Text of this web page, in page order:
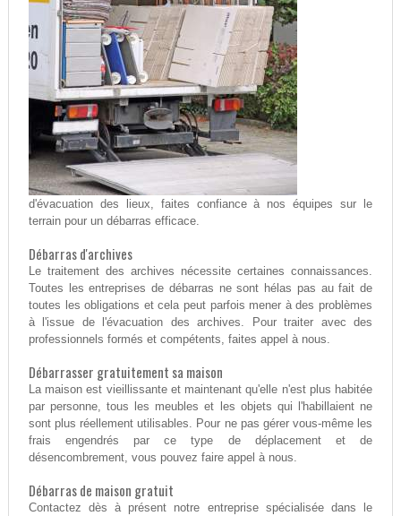
d'évacuation des lieux, faites confiance à nos équipes sur le
terrain pour un débarras efficace.
Débarras d'archives
Le traitement des archives nécessite certaines connaissances.
Toutes les entreprises de débarras ne sont hélas pas au fait de
toutes les obligations et cela peut parfois mener à des problèmes
à l'issue de l'évacuation des archives. Pour traiter avec des
professionnels formés et compétents, faites appel à nous.
Débarrasser gratuitement sa maison
La maison est vieillissante et maintenant qu'elle n'est plus habitée
par personne, tous les meubles et les objets qui l'habillaient ne
sont plus réellement utilisables. Pour ne pas gérer vous-même les
frais engendrés par ce type de déplacement et de
désencombrement, vous pouvez faire appel à nous.
Débarras de maison gratuit
Contactez dès à présent notre entreprise spécialisée dans le